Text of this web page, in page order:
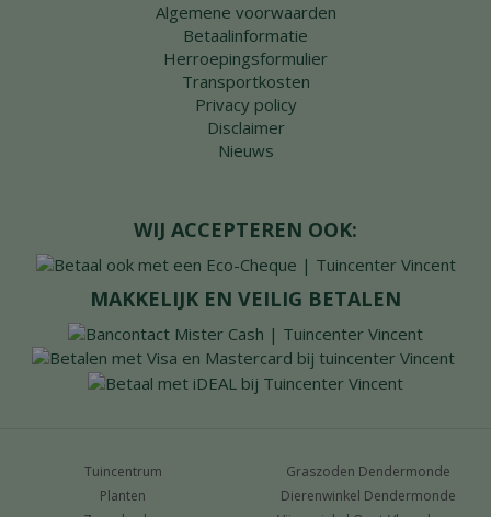
Algemene voorwaarden
Betaalinformatie
Herroepingsformulier
Transportkosten
Privacy policy
Disclaimer
Nieuws
WIJ ACCEPTEREN OOK:
MAKKELIJK EN VEILIG BETALEN
Tuincentrum
Planten
Graszoden Dendermonde
Dierenwinkel Dendermonde